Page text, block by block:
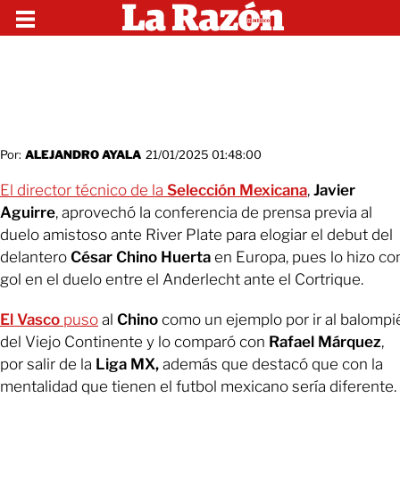
Por: ALEJANDRO AYALA 21/01/2025 01:48:00
El director técnico de la Selección Mexicana, Javier
Aguirre, aprovechó la conferencia de prensa previa al
duelo amistoso ante River Plate para elogiar el debut del
delantero César Chino Huerta en Europa, pues lo hizo
gol en el duelo entre el Anderlecht ante el Cortrique.
El Vasco puso al Chino como un ejemplo por ir al
del Viejo Continente y lo comparó con Rafael Márquez,
por salir de la Liga MX, además que destacó que con la
mentalidad que tienen el futbol mexicano sería diferente.